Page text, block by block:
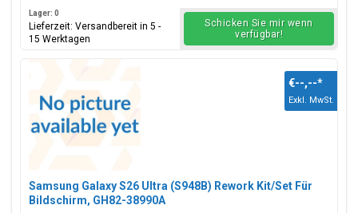
Lager: 0
Lieferzeit: Versandbereit in 5 -
15 Werktagen
Schicken Sie mir wenn
verfügbar!
Samsung Galaxy S26 Ultra (S948B) Rework Kit/Set Für
Bildschirm, GH82-38990A
€--,--*
Exkl. MwSt.